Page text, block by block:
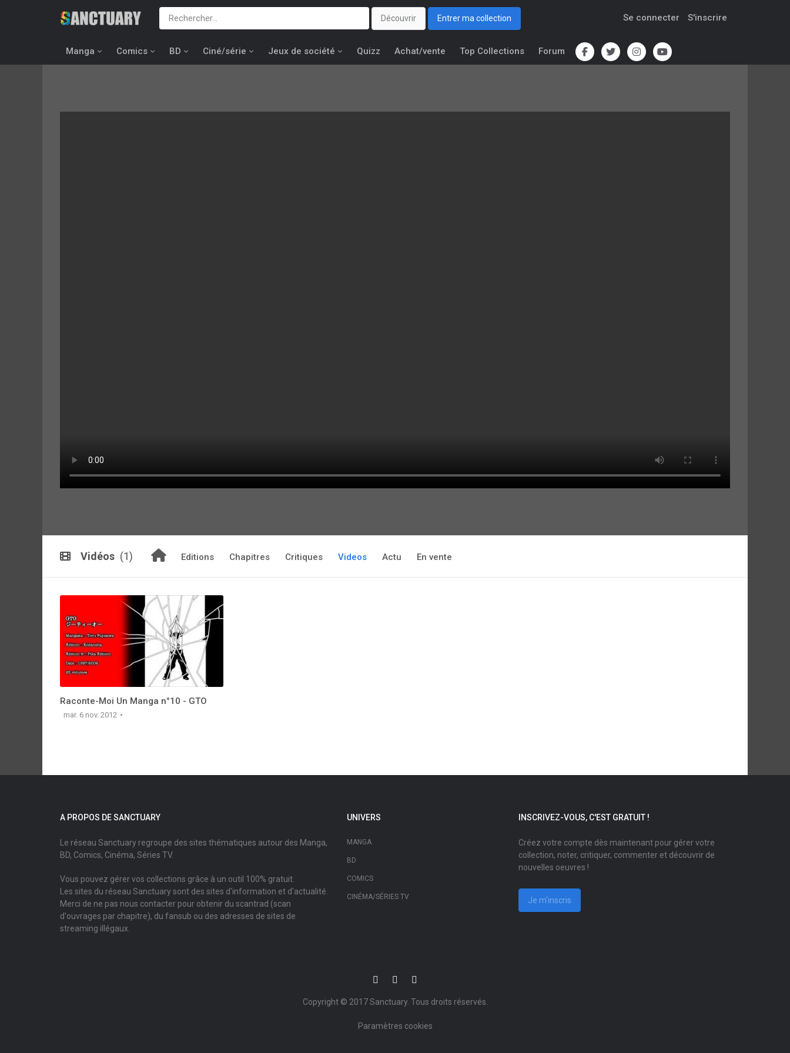
Découvrir Entrer ma collection Se connecter S'inscrire
Manga Comics BD Ciné/série Jeux de société Quizz Achat/vente Top Collections Forum
Vidéos (1) Editions Chapitres Critiques Videos Actu En vente
Raconte-Moi Un Manga n°10 - GTO
mar. 6 nov. 2012
A PROPOS DE SANCTUARY
Le réseau Sanctuary regroupe des sites thématiques autour des Manga,
BD, Comics, Cinéma, Séries TV.
Vous pouvez gérer vos collections grâce à un outil 100% gratuit.
Les sites du réseau Sanctuary sont des sites d'information et d'actualité.
Merci de ne pas nous contacter pour obtenir du scantrad (scan
d'ouvrages par chapitre), du fansub ou des adresses de sites de
streaming illégaux.
UNIVERS
MANGA
BD
COMICS
CINÉMA/SÉRIES TV
INSCRIVEZ-VOUS, C'EST GRATUIT !
Créez votre compte dès maintenant pour gérer votre
collection, noter, critiquer, commenter et découvrir de
nouvelles oeuvres !
Je m'inscris
Copyright © 2017Sanctuary. Tous droits réservés.
Paramètres cookies